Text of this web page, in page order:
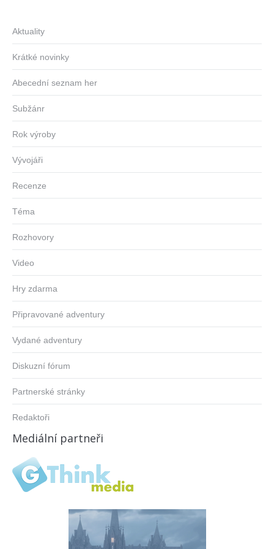
Aktuality
Krátké novinky
Abecední seznam her
Subžánr
Rok výroby
Vývojáři
Recenze
Téma
Rozhovory
Video
Hry zdarma
Připravované adventury
Vydané adventury
Diskuzní fórum
Partnerské stránky
Redaktoři
Mediální partneři